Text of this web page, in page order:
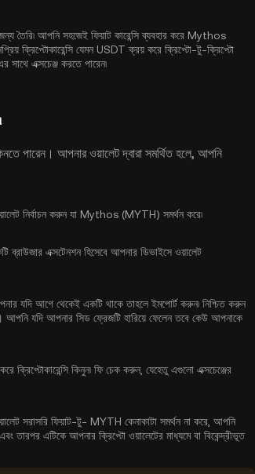
আপনি সহজেই ফিয়াট কারেন্সি ব্যবহার করে Mythos
ক্রিপ্টোকারেন্সি যেমনUSDT ক্রয় করে ক্রিপ্টো-টু-ক্রিপ্টো
এক্সচেঞ্জ করতে পারেন৷
পারেন। আপনার ওয়ালেট দ্বারা সমর্থিত হলে, আপনি
নির্বাচন করুন যা Mythos (MYTH) সমর্থন করে৷
এক্সটেনশন হিসেবে আপনার ডিভাইসে ওয়ালেট
যদি আগে থেকেই একটি থাকে তাহলে ইমপোর্ট করুন৷ নিশ্চিত করুন
আপনি যদি আপনার সিড ফ্রেজটি হারিয়ে ফেলেন তবে কেউ আপনাকে
ক্রিপ্টোকারেন্সি কিনুন৷ ফি চেক করুন, যেহেতু এগুলো এক্সচেঞ্জের
সরাসরি ফিয়াট-টু- MYTH কেনাকাটা সমর্থন না করে, আপনি
এটিকে আপনার ক্রিপ্টো ওয়ালেটের মাধ্যমে বা বিকেন্দ্রীভূত